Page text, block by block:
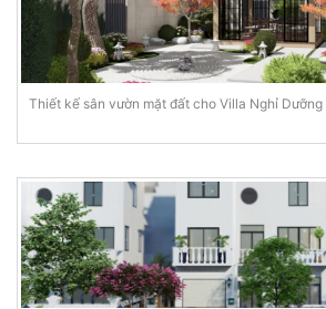
Thiết kế sân vườn mặt đất cho Villa Nghỉ Dưỡng